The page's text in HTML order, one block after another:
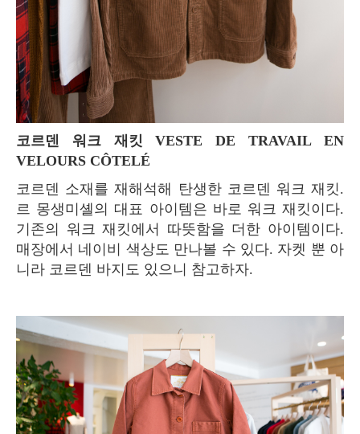
코르덴 워크 재킷 VESTE DE TRAVAIL EN
VELOURS CÔTELÉ
코르덴 소재를 재해석해 탄생한 코르덴 워크 재킷.
르 몽생미셸의 대표 아이템은 바로 워크 재킷이다.
기존의 워크 재킷에서 따뜻함을 더한 아이템이다.
매장에서 네이비 색상도 만나볼 수 있다. 자켓 뿐 아
니라 코르덴 바지도 있으니 참고하자.